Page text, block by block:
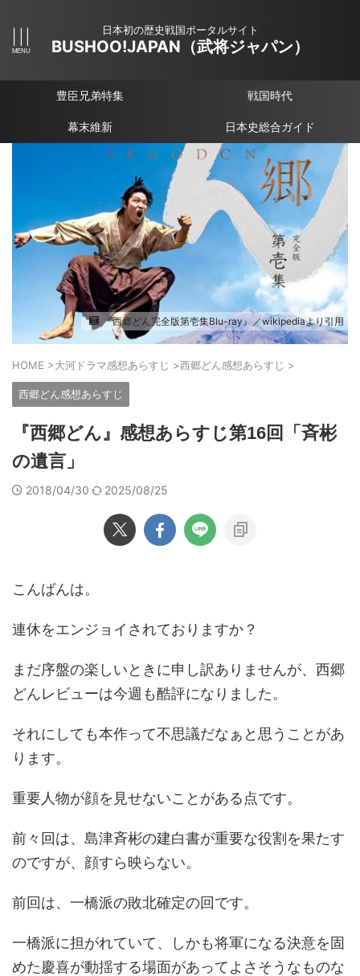
日本初の歴史戦国ポータルサイト
BUSHOO!JAPAN（武将ジャパン）
豊臣兄弟特集 戦国時代
幕末維新 日本史総合ガイド
『西郷どん完全版第壱集Blu-ray』／wikipediaより引用
HOME >大河ドラマ感想あらすじ >西郷どん感想あらすじ >
西郷どん感想あらすじ
『西郷どん』感想あらすじ第16回「斉彬
の遺言」
2018/04/30 2025/08/25
こんばんは。
連休をエンジョイされておりますか？
まだ序盤の楽しいときに申し訳ありませんが、西郷
どんレビューは今週も酷評になりました。
それにしても本作って不思議だなぁと思うことがあ
ります。
重要人物が顔を見せないことがある点です。
前々回は、島津斉彬の建白書が重要な役割を果たす
のですが、顔すら映らない。
前回は、一橋派の敗北確定の回です。
一橋派に担がれていて、しかも将軍になる決意を固
めた慶喜が動揺する場面があってよさそうなものな